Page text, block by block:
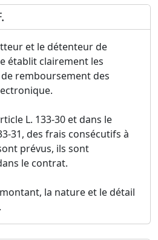
et le détenteur de
établit clairement les
remboursement des
L. 133-30 et dans le
31, des frais consécutifs à
prévus, ils sont
le contrat.
la nature et le détail